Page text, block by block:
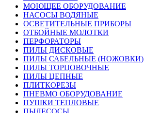
МОЮЩЕЕ ОБОРУДОВАНИЕ
НАСОСЫ ВОДЯНЫЕ
ОСВЕТИТЕЛЬНЫЕ ПРИБОРЫ
ОТБОЙНЫЕ МОЛОТКИ
ПЕРФОРАТОРЫ
ПИЛЫ ДИСКОВЫЕ
ПИЛЫ САБЕЛЬНЫЕ (НОЖОВКИ)
ПИЛЫ ТОРЦОВОЧНЫЕ
ПИЛЫ ЦЕПНЫЕ
ПЛИТКОРЕЗЫ
ПНЕВМО ОБОРУДОВАНИЕ
ПУШКИ ТЕПЛОВЫЕ
ПЫЛЕСОСЫ